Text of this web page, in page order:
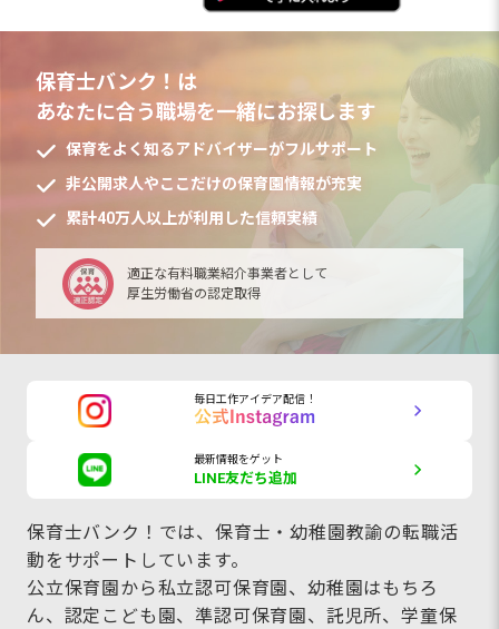
保育士バンク！は
あなたに合う職場を一緒にお探します
保育をよく知るアドバイザーがフルサポート
非公開求人やここだけの保育園情報が充実
累計40万人以上が利用した信頼実績
適正な有料職業紹介事業者として
厚生労働省の認定取得
毎日工作アイデア配信！
最新情報をゲット
LINE友だち追加
保育士バンク！では、保育士・幼稚園教諭の転職活
動をサポートしています。
公立保育園から私立認可保育園、幼稚園はもちろ
ん、認定こども園、準認可保育園、託児所、学童保